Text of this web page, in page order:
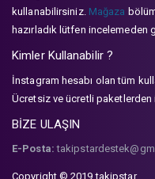
kullanabilirsiniz. Mağaza
hazırladık lütfen incelemeden
Kimler Kullanabilir ?
İnstagram hesabı olan tüm
Ücretsiz ve ücretli
BİZE ULAŞIN
E-Posta:
Copyright © 2019 takipstar.